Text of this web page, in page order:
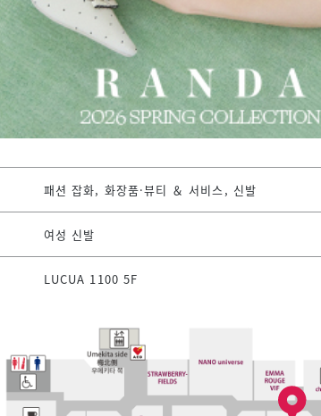
패션 잡화, 화장품·뷰티 ＆ 서비스, 신발
여성 신발
LUCUA 1100 5F